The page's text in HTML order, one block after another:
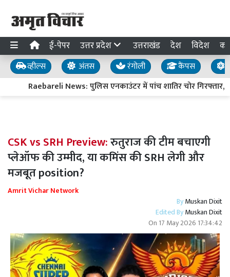
ई-पेपर उत्तर प्रदेश उत्तराखंड देश विदेश
व्हील्स अंतस रंगोली कैंपस
Raebareli News: पुलिस एनकाउंटर में पांच शातिर चोर गिरफ्तार,
CSK vs SRH Preview:रुतुराज की टीम बचाएगी
प्लेऑफ की उम्मीद, या कमिंस की SRH लेगी और
मजबूत position?
Amrit Vichar Network
ByMuskan Dixit
Edited ByMuskan Dixit
On 17 May 2026 17:34:42